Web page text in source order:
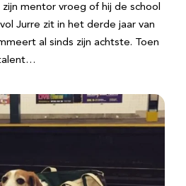
mentor vroeg of hij de school
Jurre zit in het derde jaar van
al sinds zijn achtste. Toen